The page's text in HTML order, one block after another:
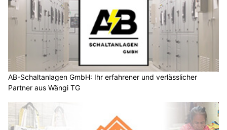
AB-Schaltanlagen GmbH: Ihr erfahrener und verlässlicher
Partner aus Wängi TG